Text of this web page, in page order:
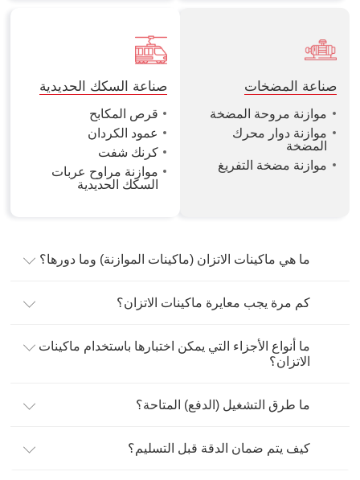
صناعة المضخات
موازنة مروحة المضخة
موازنة دوار محرك
المضخة
موازنة مضخة التفريغ
صناعة السكك الحديدية
قرص المكابح
عمود الكردان
كرنك شفت
موازنة مراوح عربات
السكك الحديدية
ما هي ماكينات الاتزان (ماكينات الموازنة) وما دورها؟
كم مرة يجب معايرة ماكينات الاتزان؟
ما أنواع الأجزاء التي يمكن اختبارها باستخدام ماكينات
الاتزان؟
ما طرق التشغيل (الدفع) المتاحة؟
كيف يتم ضمان الدقة قبل التسليم؟